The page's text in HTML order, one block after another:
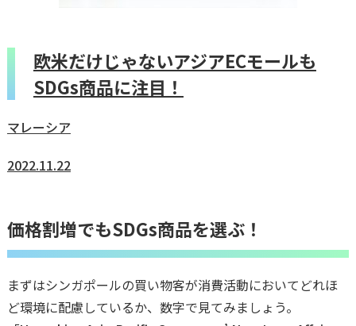
欧米だけじゃないアジアECモールも
SDGs商品に注目！
マレーシア
2022.11.22
価格割増でもSDGs商品を選ぶ！
まずはシンガポールの買い物客が消費活動においてどれほ
ど環境に配慮しているか、数字で見てみましょう。